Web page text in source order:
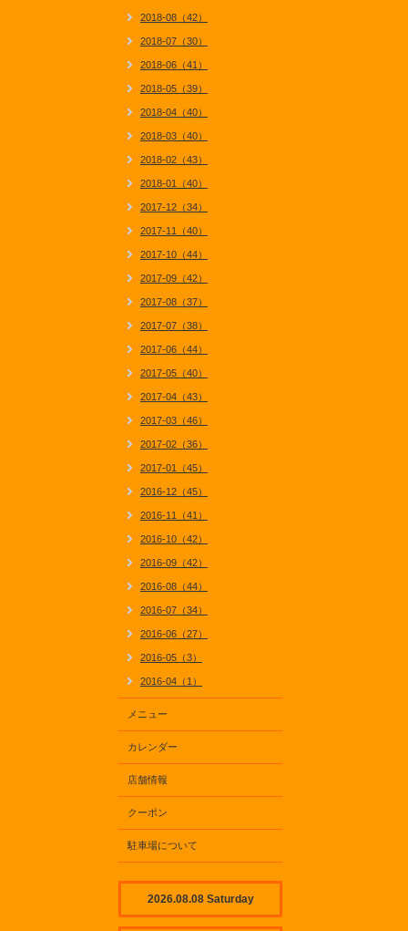
2018-08（42）
2018-07（30）
2018-06（41）
2018-05（39）
2018-04（40）
2018-03（40）
2018-02（43）
2018-01（40）
2017-12（34）
2017-11（40）
2017-10（44）
2017-09（42）
2017-08（37）
2017-07（38）
2017-06（44）
2017-05（40）
2017-04（43）
2017-03（46）
2017-02（36）
2017-01（45）
2016-12（45）
2016-11（41）
2016-10（42）
2016-09（42）
2016-08（44）
2016-07（34）
2016-06（27）
2016-05（3）
2016-04（1）
メニュー
カレンダー
店舗情報
クーポン
駐車場について
2026.08.08 Saturday